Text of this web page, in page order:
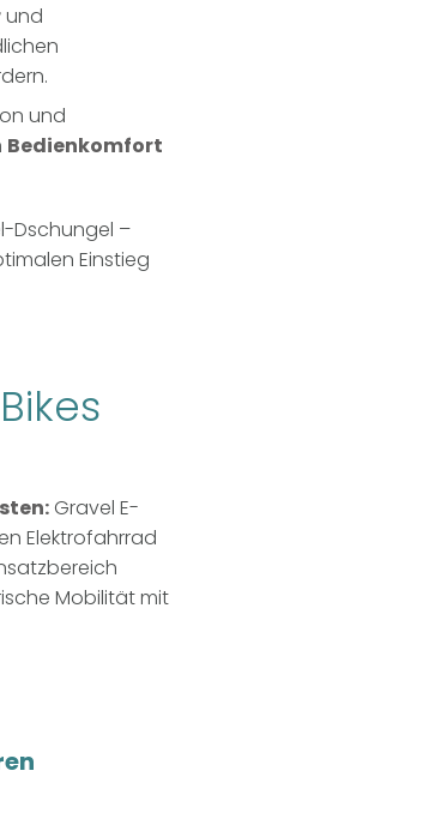
und
und
Bedienkomfort
Dschungel –
Einstieg
Gravel E-
Elektrofahrrad
Mobilität mit